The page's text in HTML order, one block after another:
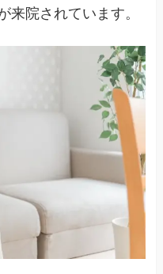
院されています。